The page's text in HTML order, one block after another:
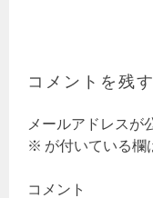
ー
ョ
ン
コメントを残す
メールアドレスが
※ が付いている欄
コメント